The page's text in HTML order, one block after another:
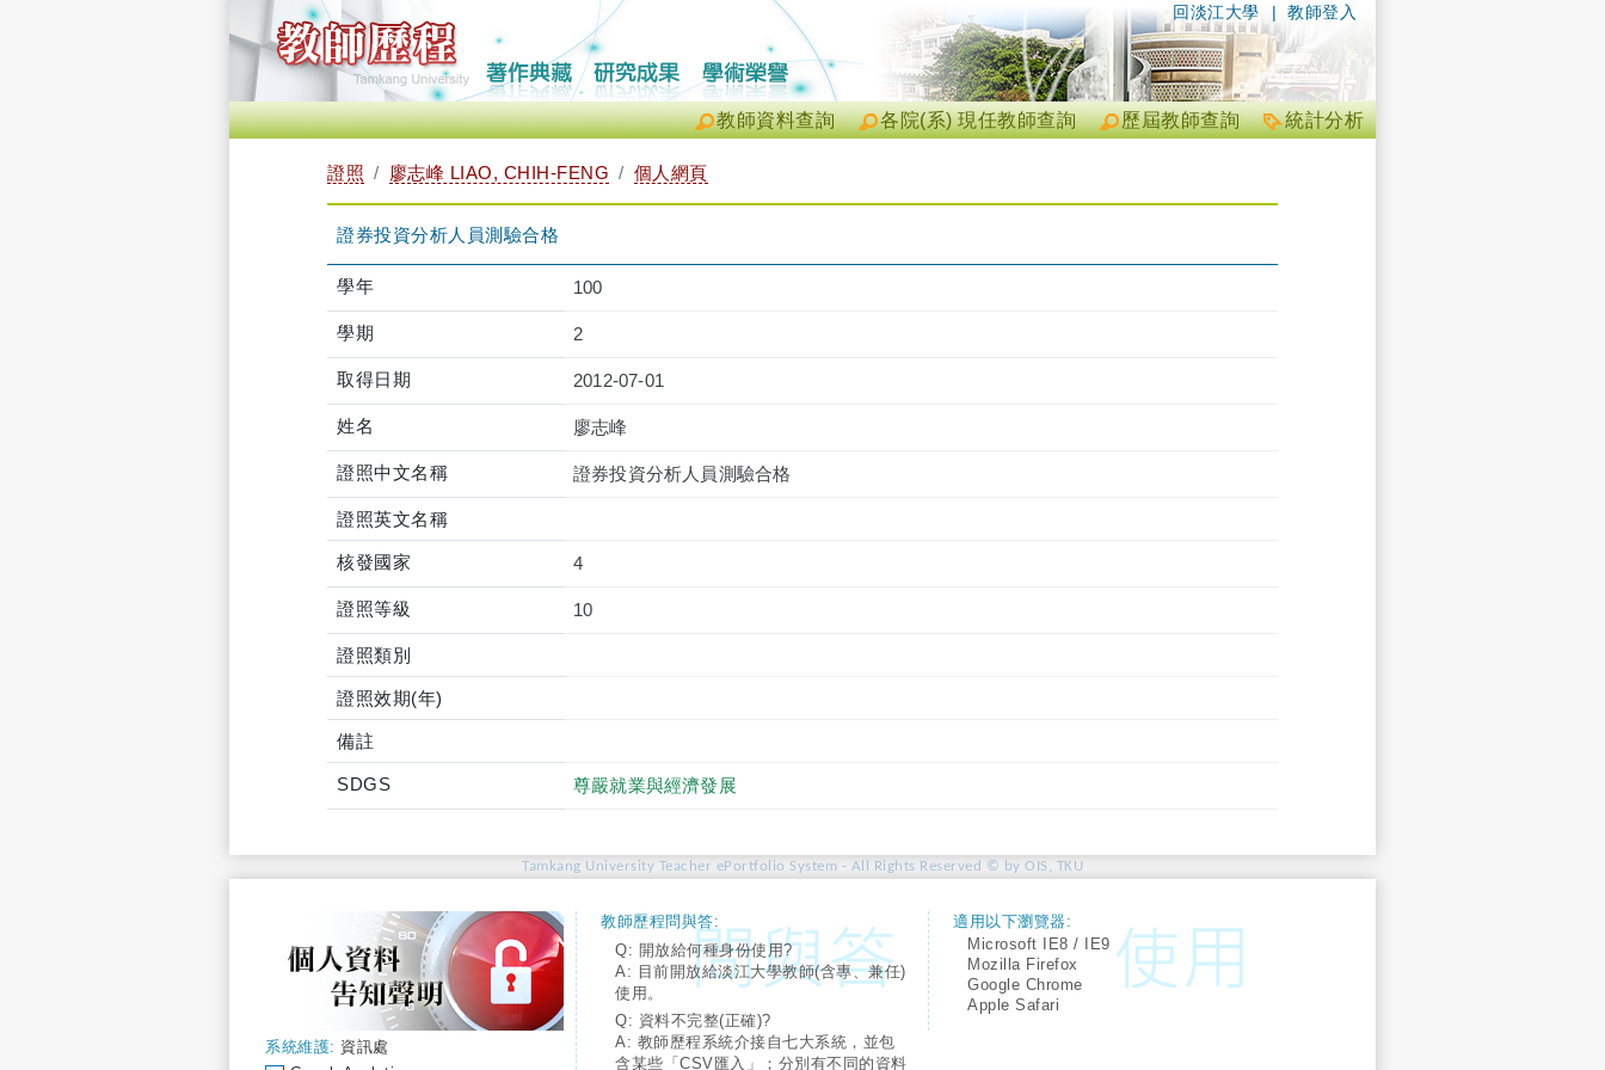
| 教師登入
回淡江大學
統計分析
歷屆教師查詢
各院(系) 現任教師查詢
教師資料查詢
證照 廖志峰 LIAO, CHIH-FENG 個人網頁
證券投資分析人員測驗合格
學年 100
學期 2
取得日期 2012-07-01
姓名 廖志峰
證照中文名稱 證券投資分析人員測驗合格
證照英文名稱
核發國家 4
證照等級 10
證照類別
證照效期(年)
備註
SDGS 尊嚴就業與經濟發展
Tamkang University Teacher ePortfolio System - All Rights Reserved © by OIS, TKU
系統維護: 資訊處
教師歷程問與答:
Q: 開放給何種身份使用?
A: 目前開放給淡江大學教師(含專、兼任)
使用。
Q: 資料不完整(正確)?
A: 教師歷程系統介接自七大系統，並包
含某些「CSV匯入」；分別有不同的資料
適用以下瀏覽器:
Microsoft IE8 / IE9
Mozilla Firefox
Google Chrome
Apple Safari